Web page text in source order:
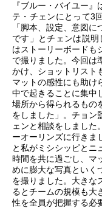
『ブルー・バイユー
テ・チェンにとって3
「脚本、設定、意図
です」とチェンは説
はストーリーボードも
で撮りました。今回は
かけ、ショットリスト
マットの感性にも助け
中で起きることに集中
場所から得られるもの
をしました」。チョン
ェンと相談をしました
ーオーリンズに行きま
と私がミシシッピとニ
時間を共に過ごし、マ
めに膨大な写真といく
を撮りました。大きな
るとチームの規模も大
性を全員が把握する必